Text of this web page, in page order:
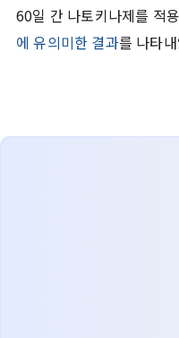
60일 간 나토키나제를 적
에 유의미한 결과를 나타